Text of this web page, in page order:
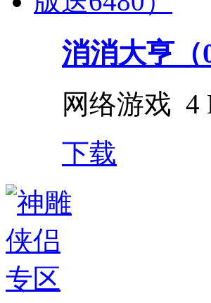
消消大亨（
网络游戏 4
下载